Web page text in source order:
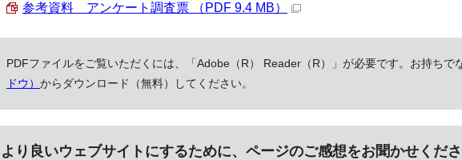
参考資料 アンケート調査票 （PDF 9.4 MB）
PDFファイルをご覧いただくには、「Adobe（R） Reader（R）」が必要です。お持ちで
ドウ） からダウンロード（無料）してください。
より良いウェブサイトにするために、ページのご感想をお聞かせくだ